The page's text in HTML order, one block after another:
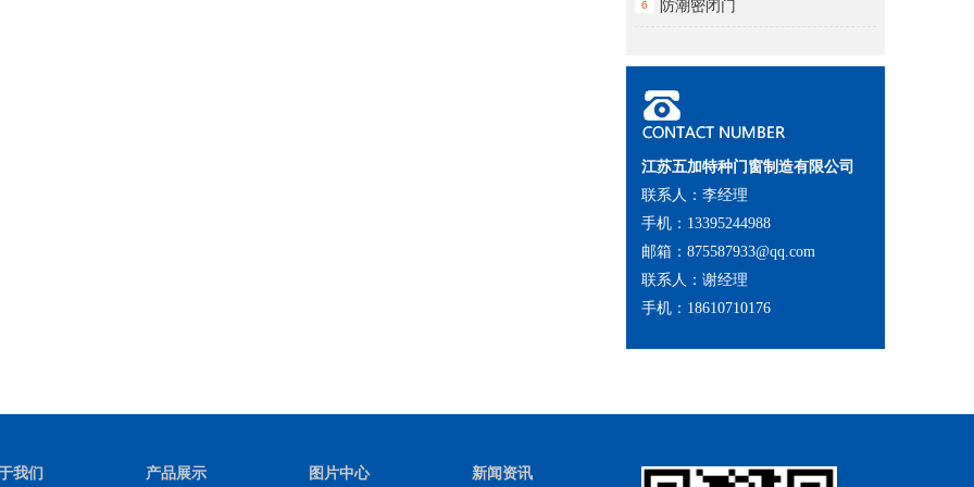
6 防潮密闭门
江苏五加特种门窗制造有限公司
联系人：李经理
手机：13395244988
邮箱：875587933@qq.com
联系人：谢经理
手机：18610710176
我们 产品展示 图片中心 新闻资讯